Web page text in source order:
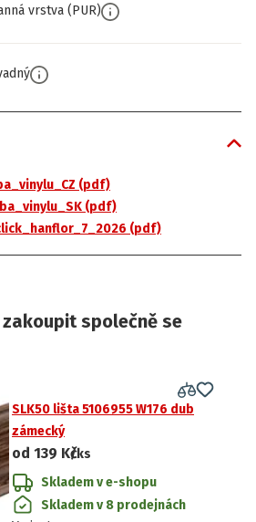
vrstva (PUR)
(pdf)
(pdf)
(pdf)
společně se
SLK50 lišta 5106955 W176 dub
zámecký
od 139 Kč/ks
Skladem v e-shopu
Skladem v 8 prodejnách